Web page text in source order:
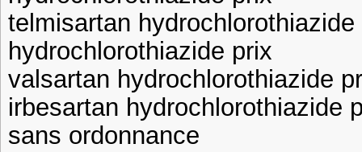
telmisartan
hydrochlorothiazide prix
valsartan hydrochlorothiazide
irbesartan hydrochlorothiazide
sans ordonnance